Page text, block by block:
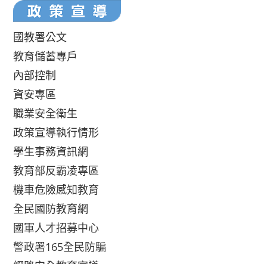
國教署公文
教育儲蓄專戶
內部控制
資安專區
職業安全衛生
政策宣導執行情形
學生事務資訊網
教育部反霸凌專區
機車危險感知教育
全民國防教育網
國軍人才招募中心
警政署165全民防騙